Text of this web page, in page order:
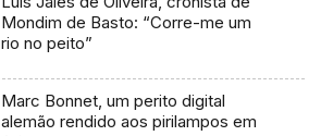
Mondim de Basto: “Corre-me um
rio no peito”
Marc Bonnet, um perito digital
alemão rendido aos pirilampos em